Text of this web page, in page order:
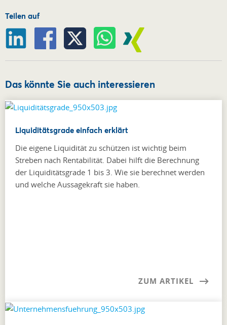
Teilen auf
Das könnte Sie auch interessieren
Liquiditätsgrade einfach erklärt
Die eigene Liquidität zu schützen ist wichtig beim
Streben nach Rentabilität. Dabei hilft die Berechnung
der Liquiditätsgrade 1 bis 3. Wie sie berechnet werden
und welche Aussagekraft sie haben.
ZUM ARTIKEL